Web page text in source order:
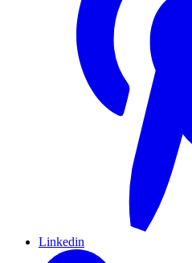
Linkedin